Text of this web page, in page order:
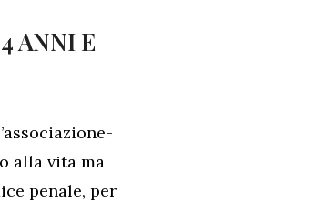
ANNI E
alla vita ma
penale, per